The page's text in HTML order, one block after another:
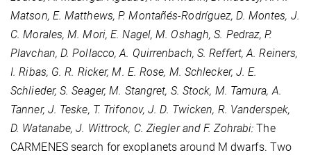
Matson, E. Matthews, P. Montañés-Rodríguez, D. Montes, J.
C. Morales, M. Mori, E. Nagel, M. Oshagh, S. Pedraz, P.
Plavchan, D. Pollacco, A. Quirrenbach, S. Reffert, A. Reiners,
I. Ribas, G. R. Ricker, M. E. Rose, M. Schlecker, J. E.
Schlieder, S. Seager, M. Stangret, S. Stock, M. Tamura, A.
Tanner, J. Teske, T. Trifonov, J. D. Twicken, R. Vanderspek,
D. Watanabe, J. Wittrock, C. Ziegler and F. Zohrabi: The
CARMENES search for exoplanets around M dwarfs. Two